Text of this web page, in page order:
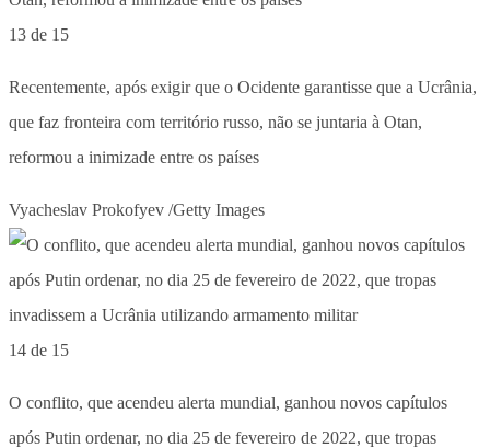
13 de 15
Recentemente, após exigir que o Ocidente garantisse que a Ucrânia,
que faz fronteira com território russo, não se juntaria à Otan,
reformou a inimizade entre os países
Vyacheslav Prokofyev /Getty Images
14 de 15
O conflito, que acendeu alerta mundial, ganhou novos capítulos
após Putin ordenar, no dia 25 de fevereiro de 2022, que tropas